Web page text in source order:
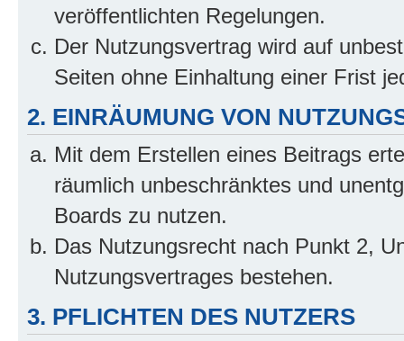
veröffentlichten Regelungen.
Der Nutzungsvertrag wird auf
Seiten ohne Einhaltung einer Frist
2. EINRÄUMUNG VON
Mit dem Erstellen eines Beitrags
räumlich unbeschränktes und
Boards zu nutzen.
Das Nutzungsrecht nach Punkt 2,
Nutzungsvertrages bestehen.
3. PFLICHTEN DES NUTZERS